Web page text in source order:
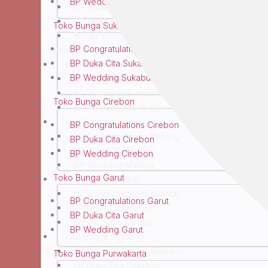
BP Duka Cita Yogyakarta
BP Wedding Yogyakarta
Bunga Standing Yogyakarta
Jawa Timur
Toko Bunga Surabaya
BP Congratulations Surabaya
BP Duka Cita Surabaya
BP Wedding Surabaya
Toko Bunga Malang
BP Congratulations Malang
BP Duka Cita Malang
Toko Bunga Madiun
BP Duka Cita Madiun
Toko Bunga Sidoarjo
BP Congratulations Sidoarjo
Toko Bunga Sukabumi
BP Congratulations Sukabumi
BP Duka Cita Sukabumi
BP Wedding Sukabumi
Toko Bunga Cirebon
BP Congratulations Cirebon
BP Duka Cita Cirebon
BP Wedding Cirebon
Toko Bunga Garut
BP Congratulations Garut
BP Duka Cita Garut
BP Wedding Garut
Toko Bunga Purwakarta